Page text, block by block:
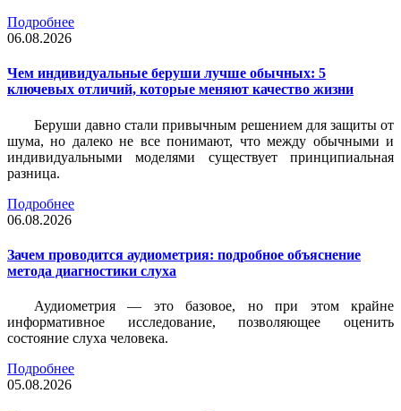
Подробнее
06.08.2026
Чем индивидуальные беруши лучше обычных: 5
ключевых отличий, которые меняют качество жизни
Беруши давно стали привычным решением для защиты от
шума, но далеко не все понимают, что между обычными и
индивидуальными моделями существует принципиальная
разница.
Подробнее
06.08.2026
Зачем проводится аудиометрия: подробное объяснение
метода диагностики слуха
Аудиометрия — это базовое, но при этом крайне
информативное исследование, позволяющее оценить
состояние слуха человека.
Подробнее
05.08.2026